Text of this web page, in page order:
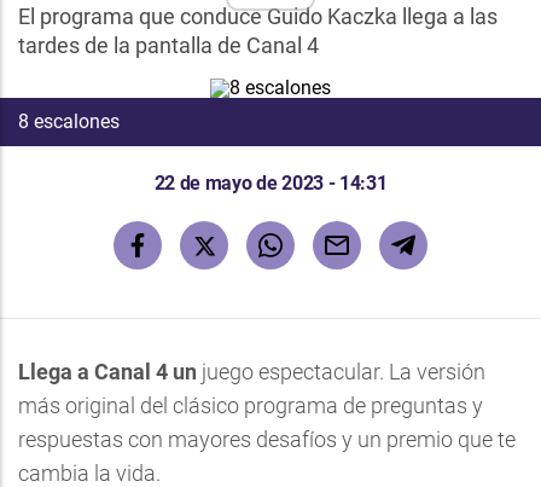
El programa que conduce Guido Kaczka llega a las
tardes de la pantalla de Canal 4
8 escalones
22 de mayo de 2023 - 14:31
Llega a Canal 4 un juego espectacular. La versión
más original del clásico programa de preguntas y
respuestas con mayores desafíos y un premio que te
cambia la vida.